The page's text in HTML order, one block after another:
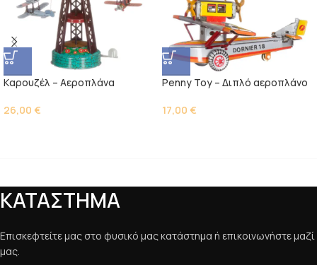
Kαρουζέλ – Αεροπλάνα
26,00 €
Penny Toy – Διπλό αεροπλάνο
17,00 €
ΚΑΤΑΣΤΗΜΑ
Επισκεφτείτε μας στο φυσικό μας κατάστημα ή επικοινωνήστε μαζί
μας.